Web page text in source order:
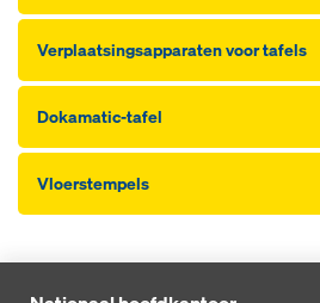
Ver­plaat­sings­ap­pa­ra­ten voor ta­fels
Dokamatic-ta­fel
Vloer­s­tem­pels